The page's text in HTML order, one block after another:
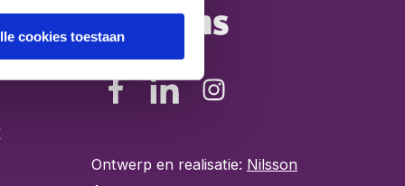
cookies toestaanVolg ons
Ontwerp en realisatie: Nilsson